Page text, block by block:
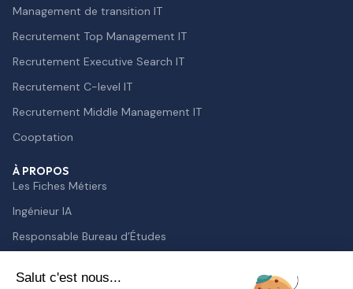
Management de transition IT
Recrutement Top Management IT
Recrutement Executive Search IT
Recrutement C-level IT
Recrutement Middle Management IT
Cooptation
À PROPOS
Les Fiches Métiers
Ingénieur IA
Responsable Bureau d’Études
Salut c'est nous...